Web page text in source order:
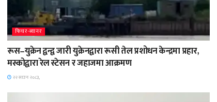
फिचर-ब्यानर
रूस–युक्रेन द्वन्द्व जारी युक्रेनद्वारा रूसी तेल प्रशोधन केन्द्रमा प्रहार,
मस्कोद्वारा रेल स्टेसन र जहाजमा आक्रमण
२२ साउन २०८३,